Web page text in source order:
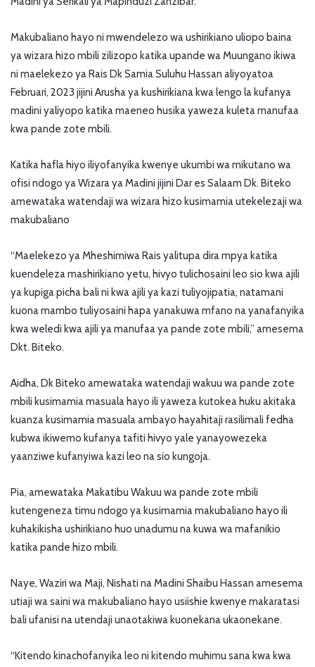
Makubaliano hayo ni mwendelezo wa ushirikiano uliopo baina
ya wizara hizo mbili zilizopo katika upande wa Muungano ikiwa
ni maelekezo ya Rais Dk Samia Suluhu Hassan aliyoyatoa
Februari, 2023 jijini Arusha ya kushirikiana kwa lengo la kufanya
madini yaliyopo katika maeneo husika yaweza kuleta manufaa
kwa pande zote mbili.
Katika hafla hiyo iliyofanyika kwenye ukumbi wa mikutano wa
ofisi ndogo ya Wizara ya Madini jijini Dar es Salaam Dk. Biteko
amewataka watendaji wa wizara hizo kusimamia utekelezaji wa
makubaliano
“Maelekezo ya Mheshimiwa Rais yalitupa dira mpya katika
kuendeleza mashirikiano yetu, hivyo tulichosaini leo sio kwa ajili
ya kupiga picha bali ni kwa ajili ya kazi tuliyojipatia, natamani
kuona mambo tuliyosaini hapa yanakuwa mfano na yanafanyika
kwa weledi kwa ajili ya manufaa ya pande zote mbili,” amesema
Dkt. Biteko.
Aidha, Dk Biteko amewataka watendaji wakuu wa pande zote
mbili kusimamia masuala hayo ili yaweza kutokea huku akitaka
kuanza kusimamia masuala ambayo hayahitaji rasilimali fedha
kubwa ikiwemo kufanya tafiti hivyo yale yanayowezeka
yaanziwe kufanyiwa kazi leo na sio kungoja.
Pia, amewataka Makatibu Wakuu wa pande zote mbili
kutengeneza timu ndogo ya kusimamia makubaliano hayo ili
kuhakikisha ushirikiano huo unadumu na kuwa wa mafanikio
katika pande hizo mbili.
Naye, Waziri wa Maji, Nishati na Madini Shaibu Hassan amesema
utiaji wa saini wa makubaliano hayo usiishie kwenye makaratasi
bali ufanisi na utendaji unaotakiwa kuonekana ukaonekane.
“Kitendo kinachofanyika leo ni kitendo muhimu sana kwa kwa